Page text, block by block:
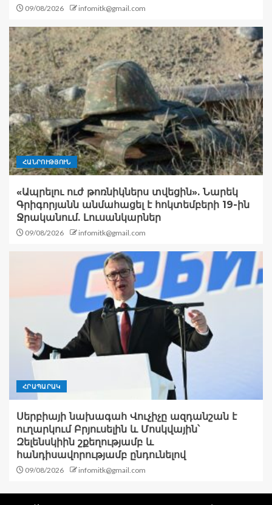
09/08/2026 infomitk@gmail.com
ՀԱՆՐՈՒԹՅՈՒՆ
«Ապրելու ուժ թոռնիկներս տվեցին». Նարեկ
Գրիգորյանն անմահացել է հոկտեմբերի 19-ին
Ջրականում. Լուսանկարներ
09/08/2026 infomitk@gmail.com
ՀՐԱՊԱՐԱԿ
Սերբիայի նախագահ Վուչիչը ազդանշան է
ուղարկում Բրյուսելին և Մոսկվային՝
Զելենսկիին շքեղությամբ և
հանդիսավորությամբ ընդունելով
09/08/2026 infomitk@gmail.com